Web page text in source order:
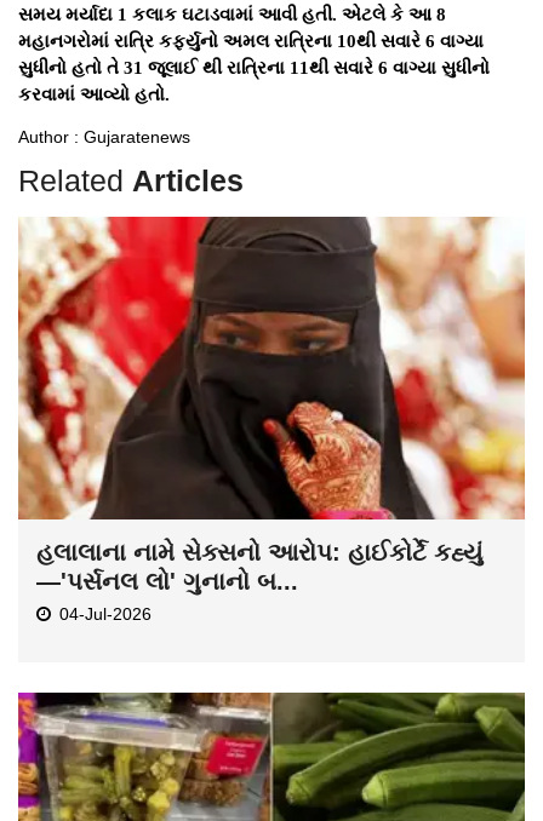
સમય મર્યાદા 1 કલાક ઘટાડવામાં આવી હતી. એટલે કે આ 8
મહાનગરોમાં રાત્રિ કર્ફ્યુનો અમલ રાત્રિના 10થી સવારે 6 વાગ્યા
સુધીનો હતો તે 31 જૂલાઈ થી રાત્રિના 11થી સવારે 6 વાગ્યા સુધીનો
કરવામાં આવ્યો હતો.
Author : Gujaratenews
Related Articles
હલાલાના નામે સેક્સનો આરોપ: હાઈકોર્ટે કહ્યું
—'પર્સનલ લો' ગુનાનો બ...
04-Jul-2026